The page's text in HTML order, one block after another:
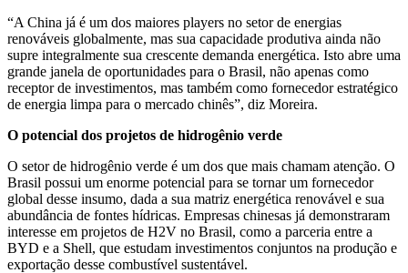
“A China já é um dos maiores players no setor de energias
renováveis globalmente, mas sua capacidade produtiva ainda não
supre integralmente sua crescente demanda energética. Isto abre uma
grande janela de oportunidades para o Brasil, não apenas como
receptor de investimentos, mas também como fornecedor estratégico
de energia limpa para o mercado chinês”, diz Moreira.
O potencial dos projetos de hidrogênio verde
O setor de hidrogênio verde é um dos que mais chamam atenção. O
Brasil possui um enorme potencial para se tornar um fornecedor
global desse insumo, dada a sua matriz energética renovável e sua
abundância de fontes hídricas. Empresas chinesas já demonstraram
interesse em projetos de H2V no Brasil, como a parceria entre a
BYD e a Shell, que estudam investimentos conjuntos na produção e
exportação desse combustível sustentável.